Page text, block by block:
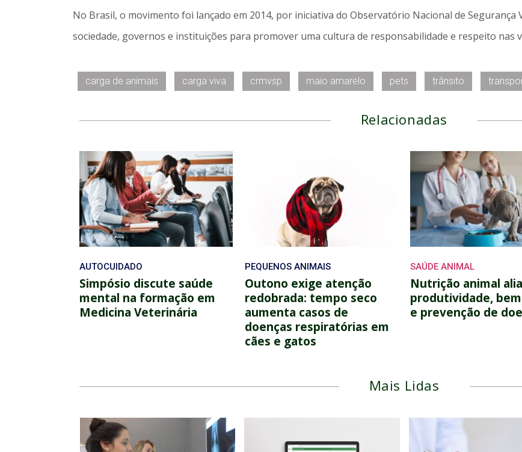
No Brasil, o movimento foi lançado em 2014, por iniciativa do Observatório Nacional de Segurança
sociedade, governos e instituições para promover uma cultura de responsabilidade e respeito nas
carga de animais carga viva crmvsp maio amarelo pets trânsito
Relacionadas
AUTOCUIDADO
Simpósio discute saúde
mental na formação em
Medicina Veterinária
PEQUENOS ANIMAIS
Outono exige atenção
redobrada: tempo seco
aumenta casos de
doenças respiratórias em
cães e gatos
SAÚDE ANIMAL
Nutrição animal alia
produtividade,
e prevenção de
Mais Lidas